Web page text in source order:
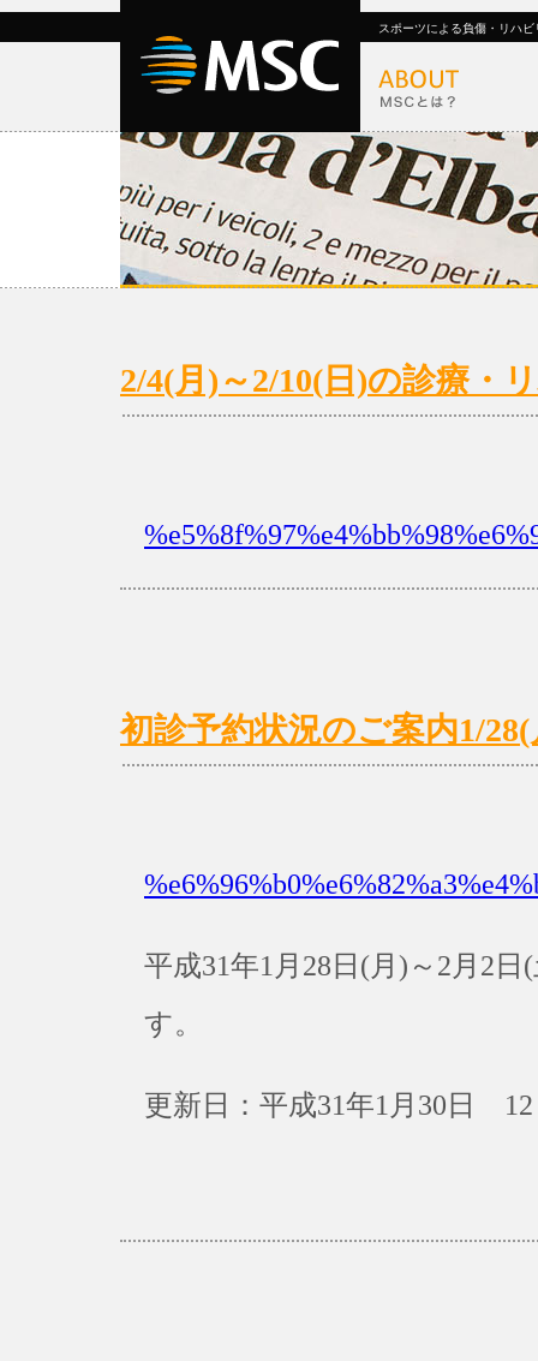
スポーツによる負傷・リハ
2/4(月)～2/10(日)の診療・
初診予約状況のご案内1/
平成31年1月28日(月)～2月2
す。
更新日：平成31年1月30日 12